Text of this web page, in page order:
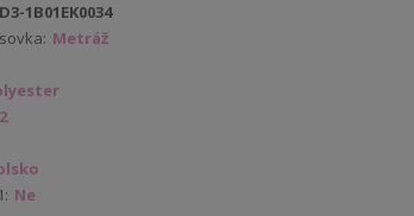
1B01EK0034
Metráž
Ne